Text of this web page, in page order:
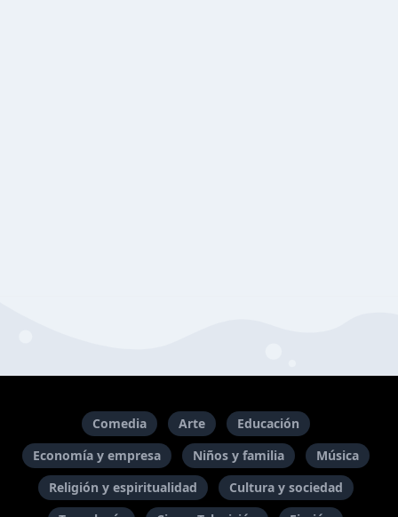
Comedia Arte
Educación
Economía y empresa
Niños y familia
Música
Religión y espiritualidad
Cultura y sociedad